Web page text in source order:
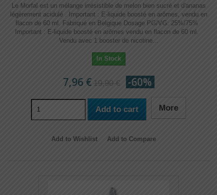
Le Morfal est un mélange irrésistible de melon bien sucré et d'ananas
légèrement acidulé . Important : E-liquide boosté en arômes, vendu en
flacon de 60 ml. Fabriqué en Belgique Dosage PG/VG: 25%/75%
Important : E-liquide boosté en arômes vendu en flacon de 60 ml.
Vendu avec 1 booster de nicotine...
In Stock
7,96 € 19,90 € -60%
Add to cart More
Add to Wishlist Add to Compare